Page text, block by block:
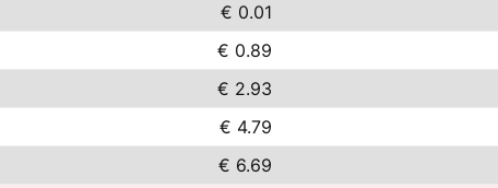
€ 0.01
€ 0.89
€ 2.93
€ 4.79
€ 6.69